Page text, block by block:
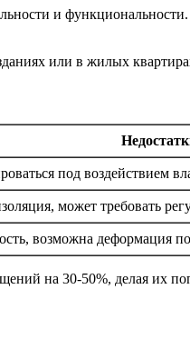
и
или в жилых
под воздействием
может требовать
возможна деформация
на 30-50%, делая их